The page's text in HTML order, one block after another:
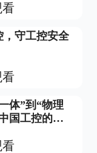
看
，守工控安全
看
体”到“物理
国工控的范
看